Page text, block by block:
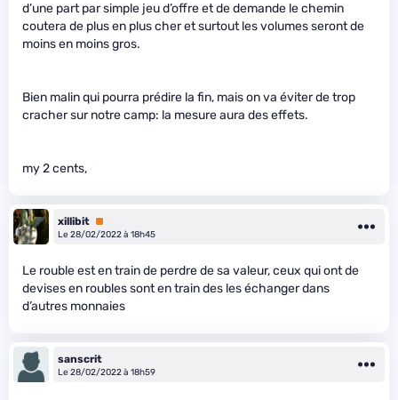
d’une part par simple jeu d’offre et de demande le chemin
coutera de plus en plus cher et surtout les volumes seront de
moins en moins gros.
Bien malin qui pourra prédire la fin, mais on va éviter de trop
cracher sur notre camp: la mesure aura des effets.
my 2 cents,
xillibit Premium
Le 28/02/2022 à 18h45
Le rouble est en train de perdre de sa valeur, ceux qui ont de
devises en roubles sont en train des les échanger dans
d’autres monnaies
sanscrit
Le 28/02/2022 à 18h59